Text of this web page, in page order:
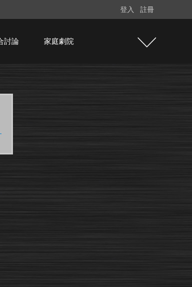
登入 註冊
討論 家庭劇院